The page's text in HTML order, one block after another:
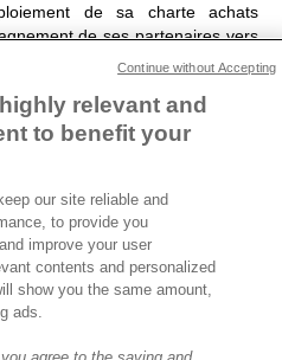
de sa charte achats
de ses partenaires vers
cliquez ici.
relevant and
to benefit your
our site reliable and
to provide you
improve your user
contents and personalized
show you the same amount,
ads.
Continue without Accepting